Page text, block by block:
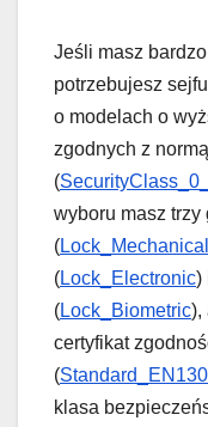
Jeśli masz
potrzebujesz
o modelach o
zgodnych z
(
wyboru masz trzy
(Lock_Mechanical
(Lock_Electronic)
(Lock_Biometric),
certyfikat
(
klasa